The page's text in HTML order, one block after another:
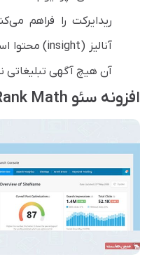
ریدایرکت را فراهم
آن هیچ آگهی تبلیغاتی
افزونه سئو Rank Math